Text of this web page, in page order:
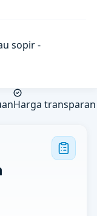
sopir -
Harga transparan